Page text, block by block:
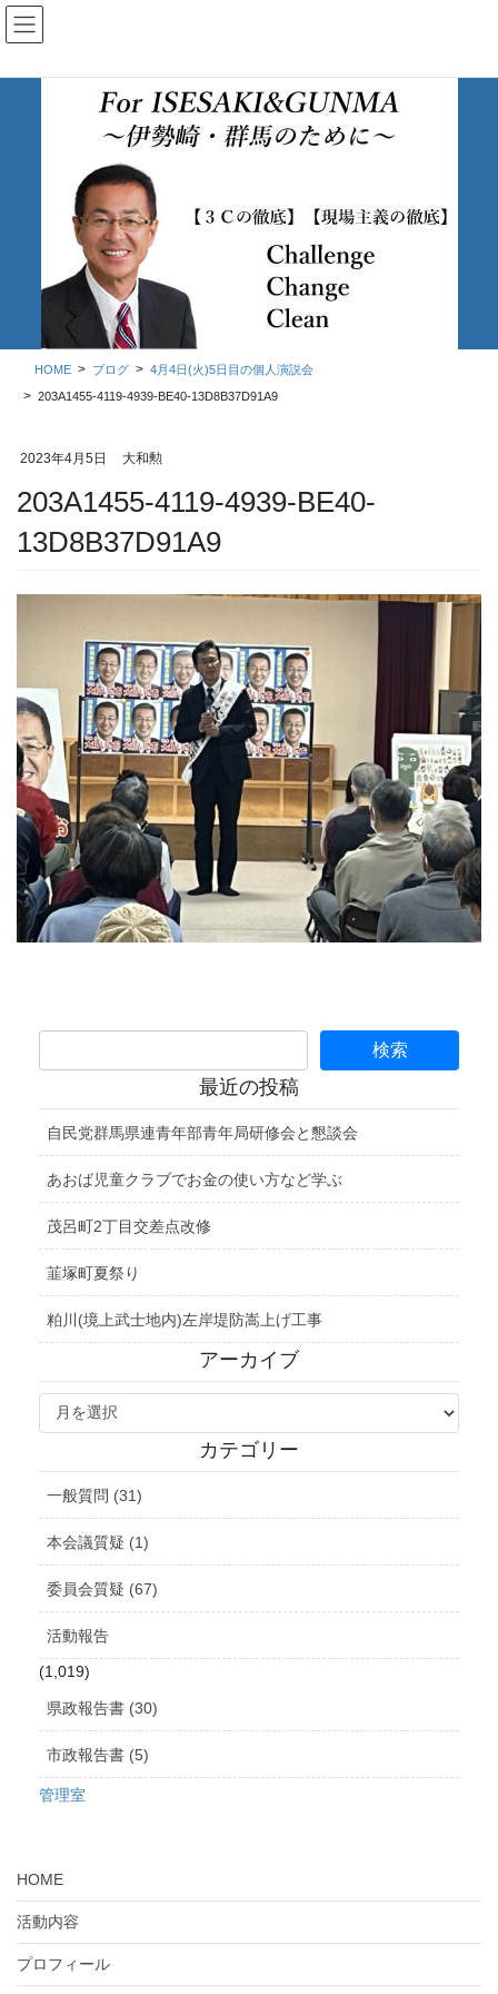
コ
ン
ン
ナ
ビ
ー
ブログ
HOME ブログ
4月4日(火)5日目の個人演説会
203A1455-4119-4939-BE40-13D8B37D91A9
2023年4月5日 大和勲
203A1455-4119-4939-BE40-
13D8B37D91A9
最近の投稿
自民党群馬県連青年部青年局研修会と懇談会
あおば児童クラブでお金の使い方など学ぶ
茂呂町2丁目交差点改修
韮塚町夏祭り
粕川(境上武士地内)左岸堤防嵩上げ工事
アーカイブ
ア
カ
カテゴリー
一般質問 (31)
本会議質疑 (1)
委員会質疑 (67)
活動報告
(1,019)
県政報告書 (30)
市政報告書 (5)
管理室
HOME
活動内容
プロフィール